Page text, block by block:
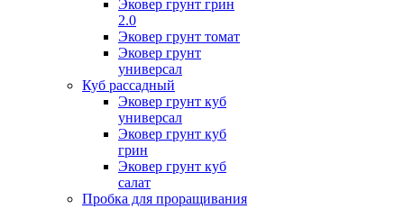
Эковер грунт грин
2.0
Эковер грунт томат
Эковер грунт
универсал
Куб рассадный
Эковер грунт куб
универсал
Эковер грунт куб
грин
Эковер грунт куб
салат
Пробка для проращивания